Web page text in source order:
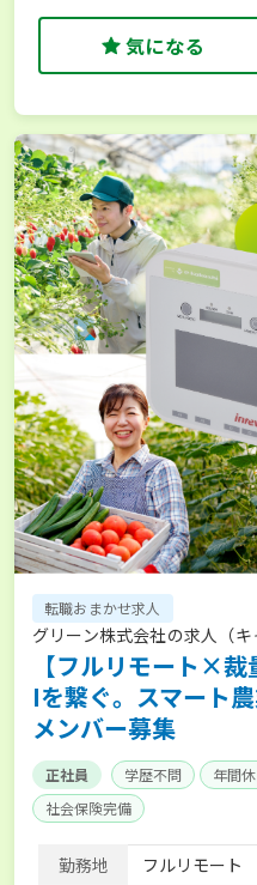
気になる
転職おまかせ求人
グリーン株式会社の求人（キ
【フルリモート×
Iを繋ぐ。スマート
メンバー募集
正社員 学歴不問 年間
社会保険完備
勤務地
フルリモート